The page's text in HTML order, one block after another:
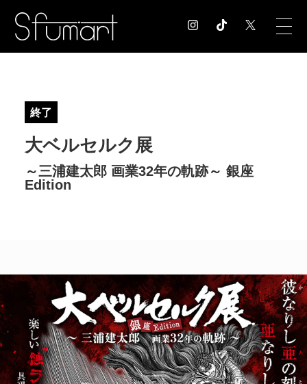
EXHIBITION
MUSEUM 美術館情報
POLICY COMPANY
終了
大ベルセルク展
～三浦建太郎 画業32年の軌跡～ 銀座
Edition